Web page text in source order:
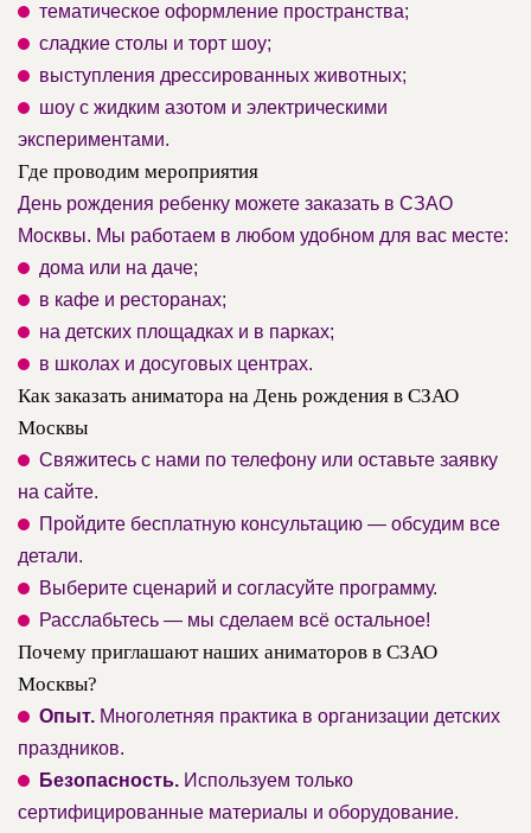
тематическое оформление пространства;
сладкие столы и торт шоу;
выступления дрессированных животных;
шоу с жидким азотом и электрическими
экспериментами.
Где проводим мероприятия
День рождения ребенку можете заказать в СЗАО
Москвы. Мы работаем в любом удобном для вас месте:
дома или на даче;
в кафе и ресторанах;
на детских площадках и в парках;
в школах и досуговых центрах.
Как заказать аниматора на День рождения в СЗАО
Москвы
Свяжитесь с нами по телефону или оставьте заявку
на сайте.
Пройдите бесплатную консультацию — обсудим все
детали.
Выберите сценарий и согласуйте программу.
Расслабьтесь — мы сделаем всё остальное!
Почему приглашают наших аниматоров в СЗАО
Москвы?
Опыт. Многолетняя практика в организации детских
праздников.
Безопасность. Используем только
сертифицированные материалы и оборудование.